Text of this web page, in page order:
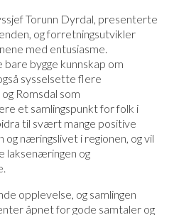
Torunn Dyrdal, presenterte
og forretningsutvikler
med entusiasme.
bygge kunnskap om
sysselsette flere
Romsdal som
et samlingspunkt for folk i
til svært mange positive
og næringslivet i regionen, og vil
laksenæringen og
opplevelse, og samlingen
åpnet for gode samtaler og